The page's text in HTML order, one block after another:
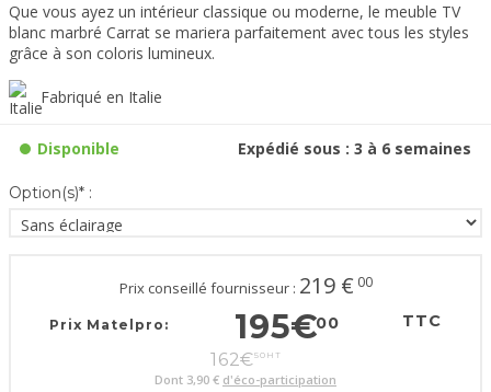
Que vous ayez un intérieur classique ou moderne, le meuble TV
blanc marbré Carrat se mariera parfaitement avec tous les styles
grâce à son coloris lumineux.
Fabriqué en Italie
Disponible Expédié sous : 3 à 6 semaines
Option(s)* :
Prix conseillé fournisseur : 219 € 00
Prix Matelpro: 195€00 TTC
162€50 HT
Dont 3,90 € d'éco-participation